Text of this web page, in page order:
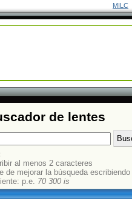
MILC
de lentes
al menos 2 caracteres
de mejorar la búsqueda escribiendo
p.e. 70 300 is